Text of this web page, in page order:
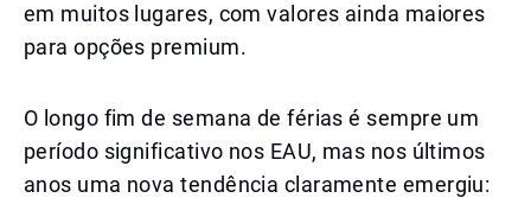
em muitos lugares, com valores ainda maiores
para opções premium.
O longo fim de semana de férias é sempre um
período significativo nos EAU, mas nos últimos
anos uma nova tendência claramente emergiu: